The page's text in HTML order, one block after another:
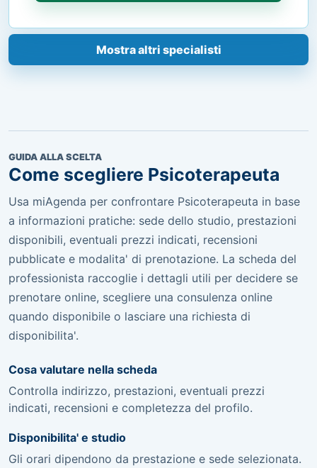
Mostra altri specialisti
GUIDA ALLA SCELTA
Come scegliere Psicoterapeuta
Usa miAgenda per confrontare Psicoterapeuta in base
a informazioni pratiche: sede dello studio, prestazioni
disponibili, eventuali prezzi indicati, recensioni
pubblicate e modalita' di prenotazione. La scheda del
professionista raccoglie i dettagli utili per decidere se
prenotare online, scegliere una consulenza online
quando disponibile o lasciare una richiesta di
disponibilita'.
Cosa valutare nella scheda
Controlla indirizzo, prestazioni, eventuali prezzi
indicati, recensioni e completezza del profilo.
Disponibilita' e studio
Gli orari dipendono da prestazione e sede selezionata.